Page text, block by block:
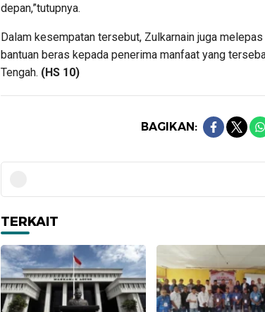
depan,”tutupnya.
Dalam kesempatan tersebut, Zulkarnain juga
bantuan beras kepada penerima manfaat yang
Tengah. (HS 10)
BAGIKAN:
TERKAIT